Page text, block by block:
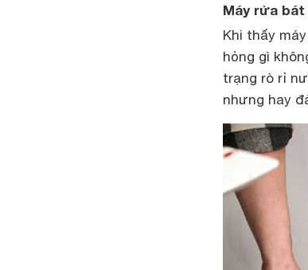
Máy rửa
Khi thấy
hỏng gì
trạng rò rỉ
nhưng hay